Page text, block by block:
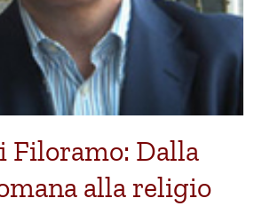
Filoramo: Dalla
alla religio